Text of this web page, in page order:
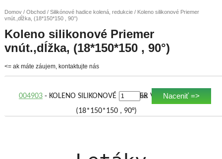
Domov/ Obchod/ Silikónové hadice kolená, redukcie/ Koleno silikonové Priemer
vnút.,dĺžka, (18*150*150 , 90°)
Koleno silikonové Priemer
vnút.,dĺžka, (18*150*150 , 90°)
<= ak máte záujem, kontaktujte nás
004903- KOLENO SILIKONOVÉ PRIEMER VNÚT.,DĹŽKA,
(18*150*150 , 90°)
ks Naceniť =>